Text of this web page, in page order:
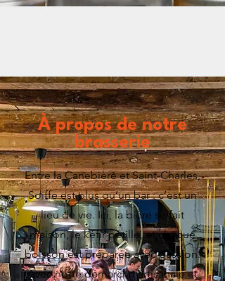
À propos de notre
brasserie
Entre la Canebière et Saint-Charles,
Soiffe est plus qu’un bar : c’est un
lieu de vie. Ici, la bière se fait
maison, le kéfir pétille, et chaque
boisson est préparée avec passion.
Avec notre démarche artisanale et